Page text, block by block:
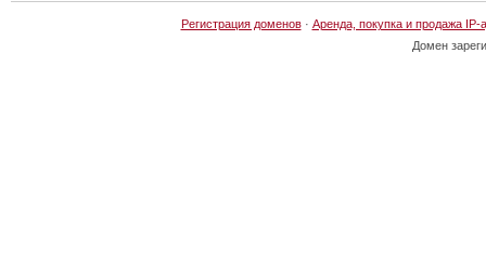
Регистрация доменов· Аренда, покупка и продажа IP-
Домен